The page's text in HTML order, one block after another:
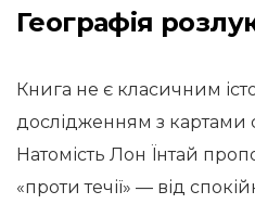
Географія
Книга не є класичним
дослідженням з картами
Натомість Лон Їнтай
«проти течії» — від